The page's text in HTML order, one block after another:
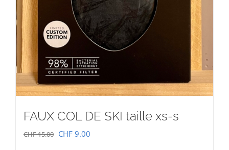
FAUX COL DE SKI taille xs-s
CHF15.00 Le
CHF 9.00